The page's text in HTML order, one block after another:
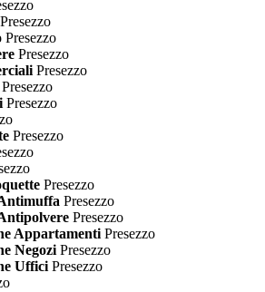
Presezzo
Presezzo
Presezzo
Presezzo
Presezzo
Presezzo
Presezzo
Presezzo
Presezzo
Presezzo
Appartamenti Presezzo
Negozi Presezzo
Uffici Presezzo